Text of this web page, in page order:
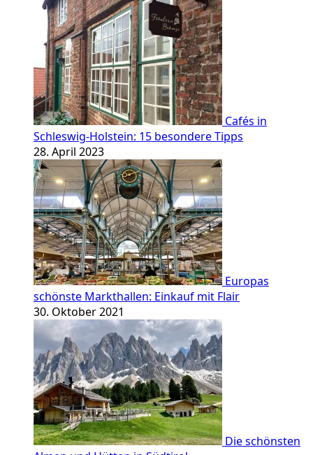
Cafés in
Schleswig-Holstein: 15 besondere Tipps
28. April 2023
Europas
schönste Markthallen: Einkauf mit Flair
30. Oktober 2021
Die schönsten